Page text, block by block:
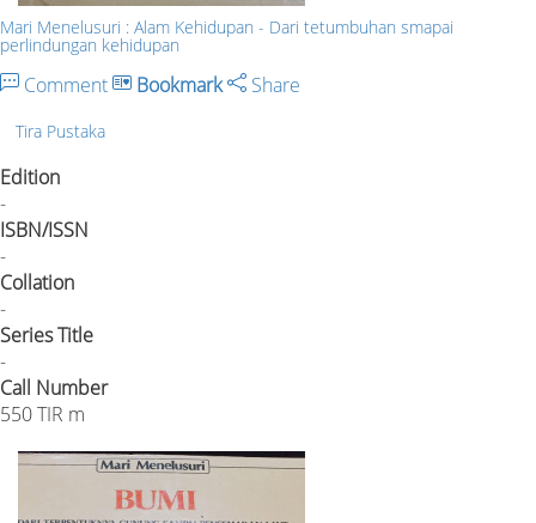
Mari Menelusuri : Alam Kehidupan - Dari tetumbuhan smapai
perlindungan kehidupan
Comment Bookmark Share
Tira Pustaka
Edition
-
ISBN/ISSN
-
Collation
-
Series Title
-
Call Number
550 TIR m